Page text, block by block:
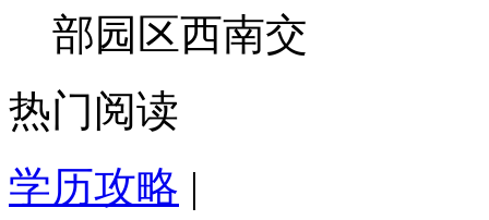
部园区西南交
热门阅读
学历攻略 |